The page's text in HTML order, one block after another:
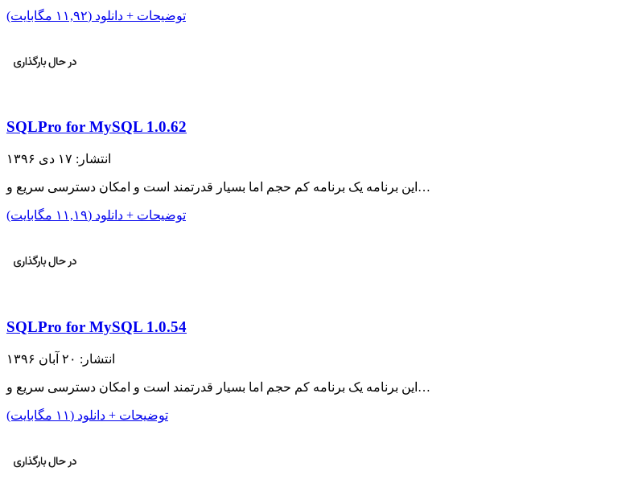
توضیحات + دانلود (۱۱,۹۲ مگابایت)
SQLPro for MySQL 1.0.62
انتشار: ۱۷ دی ۱۳۹۶
این برنامه یک برنامه کم حجم اما بسیار قدرتمند است و امکان دسترسی سریع و…
توضیحات + دانلود (۱۱,۱۹ مگابایت)
SQLPro for MySQL 1.0.54
انتشار: ۲۰ آبان ۱۳۹۶
این برنامه یک برنامه کم حجم اما بسیار قدرتمند است و امکان دسترسی سریع و…
توضیحات + دانلود (۱۱ مگابایت)